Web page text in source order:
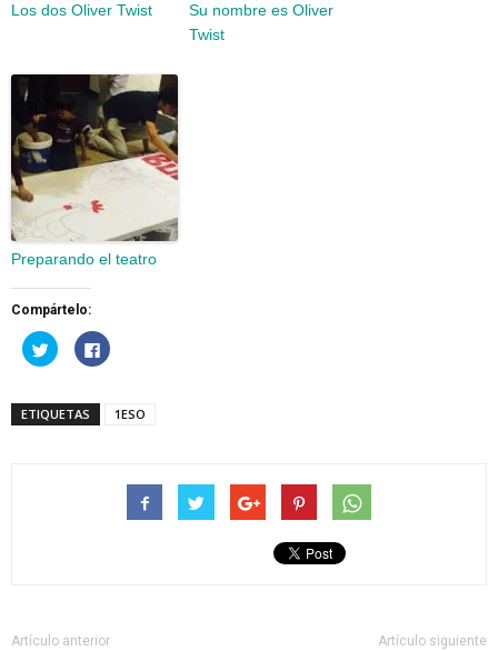
Los dos Oliver Twist
Su nombre es Oliver
Twist
Preparando el teatro
Compártelo:
Haz
clic
Twitter
(Se
Haz
clic
Facebook
(Se
ETIQUETAS 1ESO
Artículo anterior Artículo siguiente